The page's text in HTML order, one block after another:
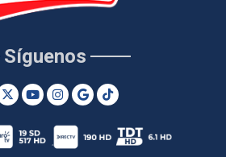
Síguenos